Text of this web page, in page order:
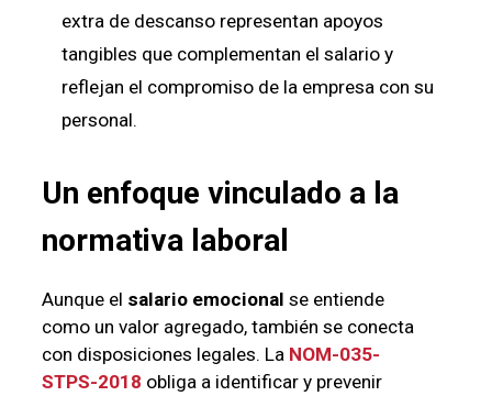
extra de descanso representan apoyos
tangibles que complementan el salario y
reflejan el compromiso de la empresa con su
personal.
Un enfoque vinculado a la
normativa laboral
Aunque el salario emocional se entiende
como un valor agregado, también se conecta
con disposiciones legales. La NOM-035-
STPS-2018 obliga a identificar y prevenir